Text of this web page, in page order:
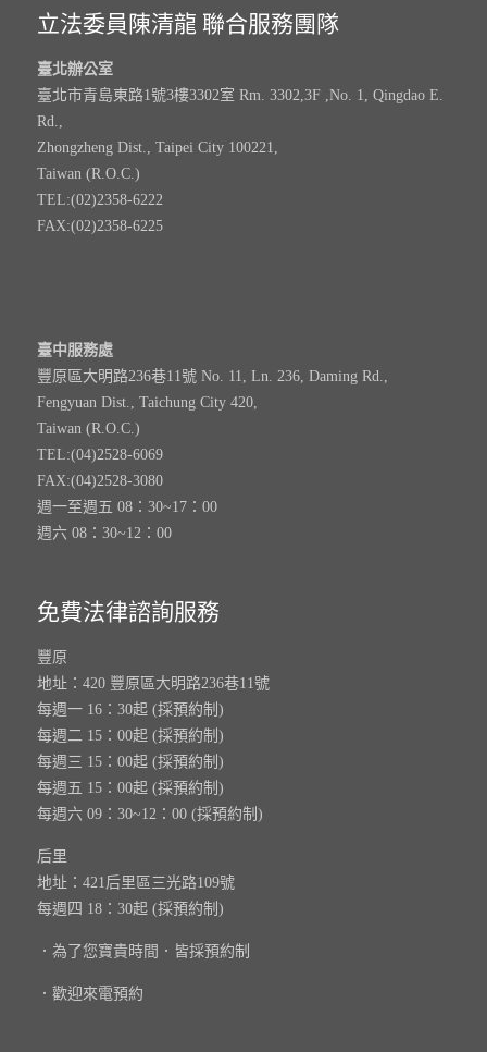
立法委員陳清龍 聯合服務團隊
臺北辦公室
臺北市青島東路1號3樓3302室 Rm. 3302,3F ,No. 1, Qingdao E.
Rd.,
Zhongzheng Dist., Taipei City 100221,
Taiwan (R.O.C.)
TEL:(02)2358-6222
FAX:(02)2358-6225
臺中服務處
豐原區大明路236巷11號 No. 11, Ln. 236, Daming Rd.,
Fengyuan Dist., Taichung City 420,
Taiwan (R.O.C.)
TEL:(04)2528-6069
FAX:(04)2528-3080
週一至週五 08：30~17：00
週六 08：30~12：00
免費法律諮詢服務
豐原
地址：420 豐原區大明路236巷11號
每週一 16：30起 (採預約制)
每週二 15：00起 (採預約制)
每週三 15：00起 (採預約制)
每週五 15：00起 (採預約制)
每週六 09：30~12：00 (採預約制)
后里
地址：421后里區三光路109號
每週四 18：30起 (採預約制)
．為了您寶貴時間．皆採預約制
．歡迎來電預約